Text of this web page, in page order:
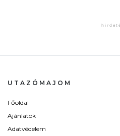
UTAZÓMAJOM
Főoldal
Ajánlatok
Adatvédelem